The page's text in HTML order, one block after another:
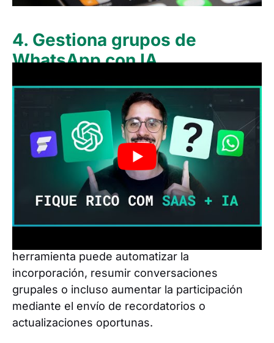
4. Gestiona grupos de
WhatsApp con IA
Los grupos de WhatsApp se utilizan
comúnmente para la participación del cliente y
la colaboración en equipo. Sin embargo,
gestionar estos grupos puede resultar un
desafío, especialmente para empresas con
varios grupos.
Una de las ideas de inteligencia artificial de
SaaS es la gestión de grupos de WhatsApp, y
herramienta puede automatizar la
incorporación, resumir conversaciones
grupales o incluso aumentar la participación
mediante el envío de recordatorios o
actualizaciones oportunas.